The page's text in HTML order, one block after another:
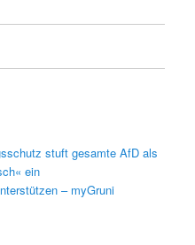
stuft gesamte AfD als
ein
– myGruni